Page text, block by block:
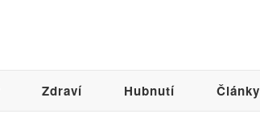
Zdraví Hubnutí Články